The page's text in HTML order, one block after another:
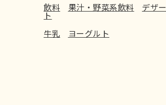
飲料 果汁・野菜系飲料 デザー
ト
牛乳
ヨーグルト